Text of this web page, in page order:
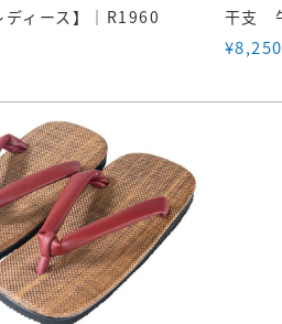
ディース】｜R1960
¥8,250